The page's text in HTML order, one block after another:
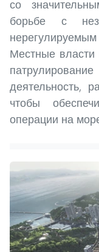
со
борьбе с
Местные власти
деятельность,
чтобы
операции на